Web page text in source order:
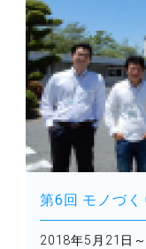
第6回 モノづ
2018年5月21日